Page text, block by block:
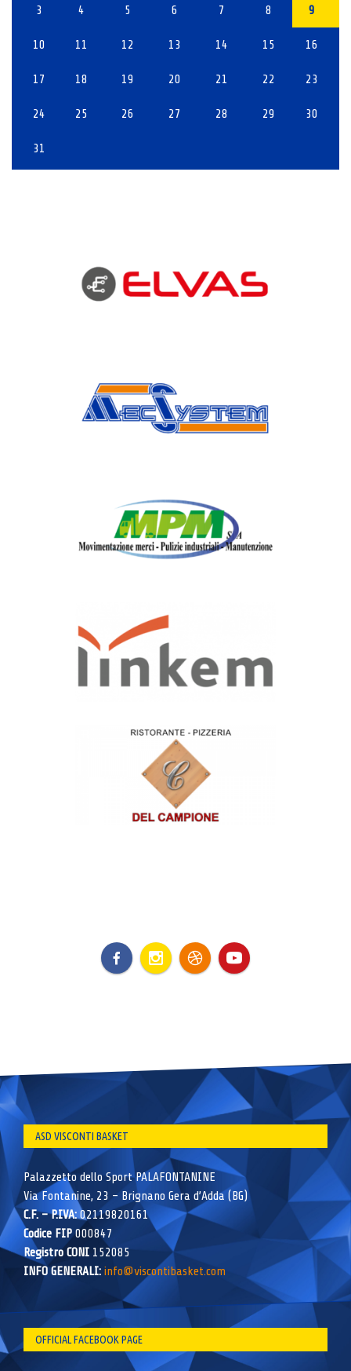
3 4 5 6 7 8 9
10 11 12 13 14 15 16
17 18 19 20 21 22 23
24 25 26 27 28 29 30
31
ASD VISCONTI BASKET
Palazzetto dello Sport PALAFONTANINE
Via Fontanine, 23 – Brignano Gera d’Adda (BG)
C.F. – P.IVA:02119820161
Codice FIP000847
Registro CONI 152085
INFO GENERALI: info@viscontibasket.com
OFFICIAL FACEBOOK PAGE